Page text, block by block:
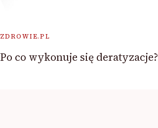
ZDROWIE.PL
Po co wykonuje się deratyzacje?